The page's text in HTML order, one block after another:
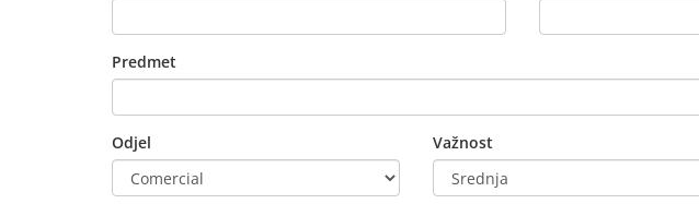
Predmet
Odjel Važnost